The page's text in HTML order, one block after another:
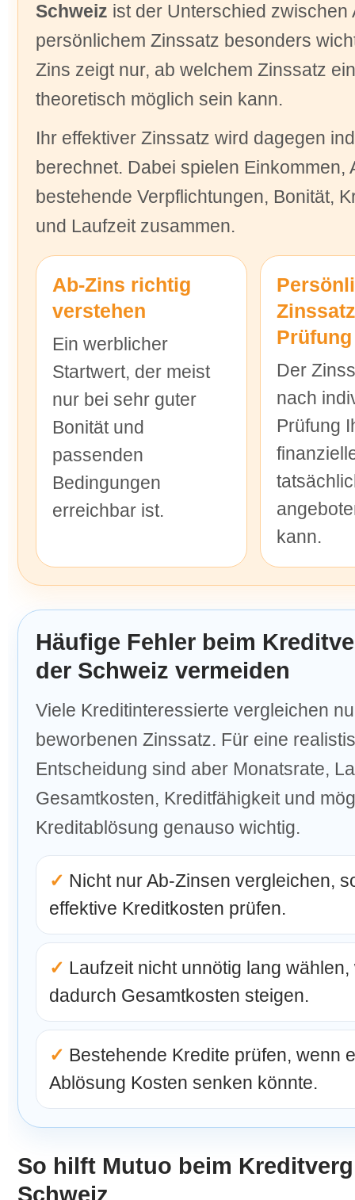
Schweiz ist der Unterschied zwischen
persönlichem Zinssatz besonders
Zins zeigt nur, ab welchem Zinssatz
theoretisch möglich sein kann.
Ihr effektiver Zinssatz wird dagegen
berechnet. Dabei spielen Einkommen,
bestehende Verpflichtungen, Bonität,
und Laufzeit zusammen.
Ab-Zins richtig
verstehen
Ein werblicher
Startwert, der meist
nur bei sehr guter
Bonität und
passenden
Bedingungen
erreichbar ist.
Prüfung
Der
nach
Prüfung
kann.
Häufige Fehler beim
der Schweiz vermeiden
Viele Kreditinteressierte vergleichen
beworbenen Zinssatz. Für eine
Entscheidung sind aber Monatsrate,
Gesamtkosten, Kreditfähigkeit und
Kreditablösung genauso wichtig.
✓ Nicht nur Ab-Zinsen vergleichen,
effektive Kreditkosten prüfen.
✓ Laufzeit nicht unnötig lang wählen,
dadurch Gesamtkosten steigen.
✓ Bestehende Kredite prüfen, wenn
Ablösung Kosten senken könnte.
So hilft Mutuo beim
Schweiz